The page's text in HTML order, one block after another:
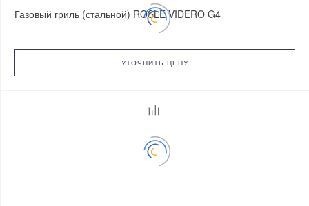
Газовый гриль (стальной) ROSLE VIDERO G4
УТОЧНИТЬ ЦЕНУ